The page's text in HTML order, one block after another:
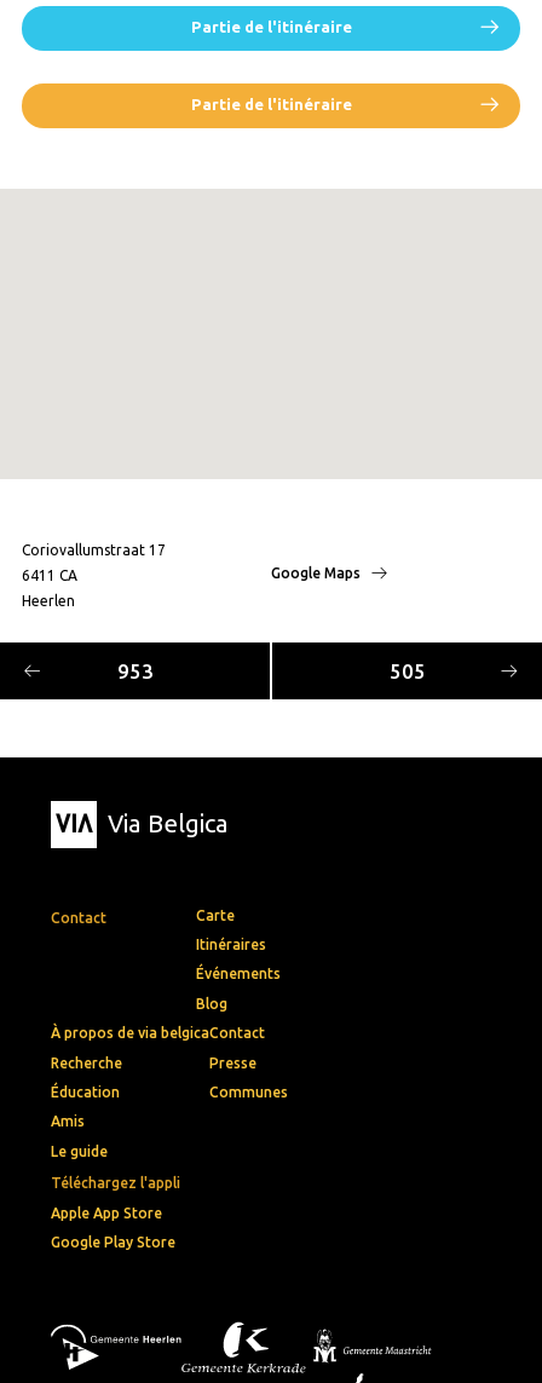
Partie de l'itinéraire
Partie de l'itinéraire
Coriovallumstraat 17
6411 CA
Heerlen
Google Maps
953 505
Via Belgica
Contact
Téléchargez l'appli
Apple App Store
Google Play Store
Carte
Itinéraires
Événements
Blog
À propos de via belgica
Recherche
Éducation
Amis
Le guide
Contact
Presse
Communes